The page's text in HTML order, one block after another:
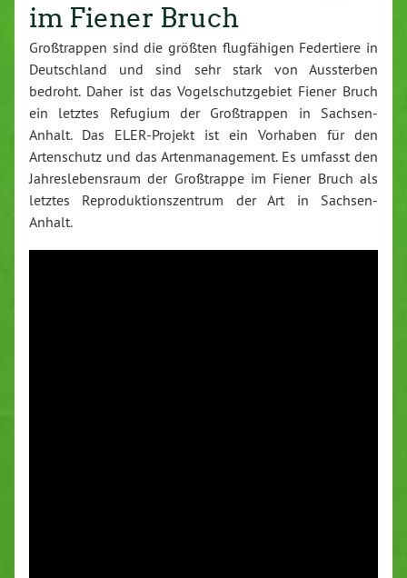
im Fiener Bruch
Großtrappen sind die größten flugfähigen Federtiere in
Deutschland und sind sehr stark von Aussterben
bedroht. Daher ist das Vogelschutzgebiet Fiener Bruch
ein letztes Refugium der Großtrappen in Sachsen-
Anhalt. Das ELER-Projekt ist ein Vorhaben für den
Artenschutz und das Artenmanagement. Es umfasst den
Jahreslebensraum der Großtrappe im Fiener Bruch als
letztes Reproduktionszentrum der Art in Sachsen-
Anhalt.